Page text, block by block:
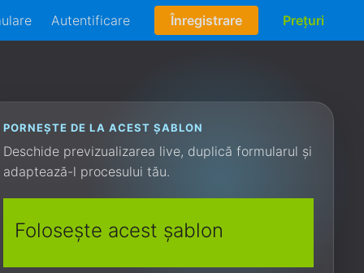
Autentificare Înregistrare Prețuri
PORNEȘTE DE LA ACEST ȘABLON
Deschide previzualizarea live, duplică formularul și
adaptează-l procesului tău.
Folosește acest șablon